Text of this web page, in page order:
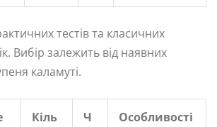
тестів та класичних
Вибір залежить від наявних
каламуті.
Кіль
Ч
Особливості